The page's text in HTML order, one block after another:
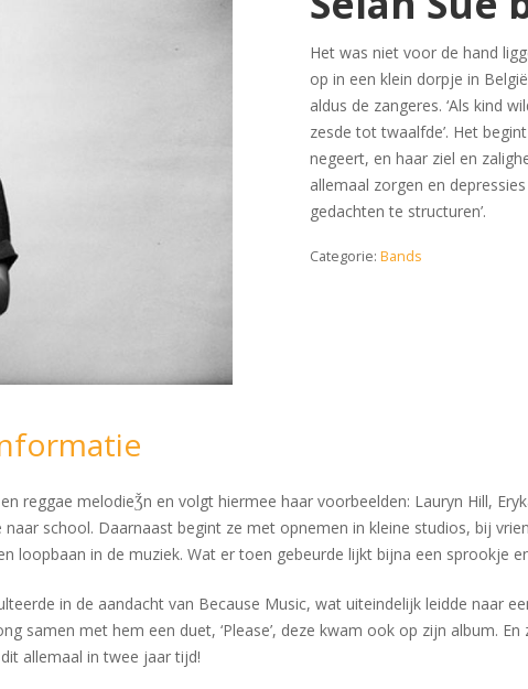
Het was niet voor de hand
op in een klein dorpje in
aldus de zangeres. ‘Als kind
zesde tot twaalfde’. Het
negeert, en haar ziel en
allemaal zorgen en
gedachten te structuren’.
Categorie:Bands
reggae melodieǮn en volgt hiermee haar voorbeelden: Lauryn Hill,
school. Daarnaast begint ze met opnemen in kleine studios, bij
loopbaan in de muziek. Wat er toen gebeurde lijkt bijna een sprookje
in de aandacht van Because Music, wat uiteindelijk leidde naar
samen met hem een duet, ‘Please’, deze kwam ook op zijn album.
allemaal in twee jaar tijd!